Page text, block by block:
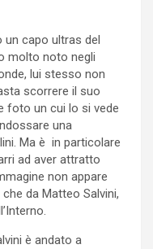
capo ultras del
molto noto negli
lui stesso non
scorrere il suo
foto un cui lo si vede
una
Ma è in particolare
ad aver attratto
non appare
da Matteo Salvini,
è andato a